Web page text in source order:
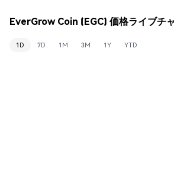
EverGrow Coin (EGC) 価格ライブチ
1D 7D 1M 3M 1Y YTD